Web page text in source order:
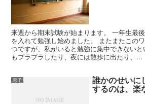
来週から期末試験が始まります。 一年生最
を入れて勉強し始めました。 またまたこの
つですが、私がいると勉強に集中できない
もプラプラしたり、夜には散歩に出たり、...
息子 誰かのせいに
するのは、楽